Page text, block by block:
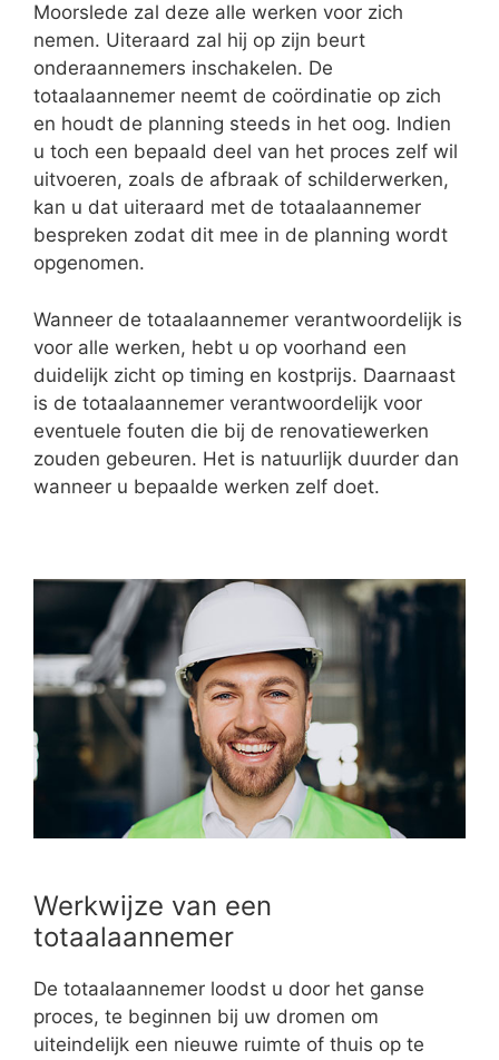
Moorslede zal deze alle werken voor zich
nemen. Uiteraard zal hij op zijn beurt
onderaannemers inschakelen. De
totaalaannemer neemt de coördinatie op zich
en houdt de planning steeds in het oog. Indien
u toch een bepaald deel van het proces zelf wil
uitvoeren, zoals de afbraak of schilderwerken,
kan u dat uiteraard met de totaalaannemer
bespreken zodat dit mee in de planning wordt
opgenomen.
Wanneer de totaalaannemer verantwoordelijk is
voor alle werken, hebt u op voorhand een
duidelijk zicht op timing en kostprijs. Daarnaast
is de totaalaannemer verantwoordelijk voor
eventuele fouten die bij de renovatiewerken
zouden gebeuren. Het is natuurlijk duurder dan
wanneer u bepaalde werken zelf doet.
Werkwijze van een
totaalaannemer
De totaalaannemer loodst u door het ganse
proces, te beginnen bij uw dromen om
uiteindelijk een nieuwe ruimte of thuis op te